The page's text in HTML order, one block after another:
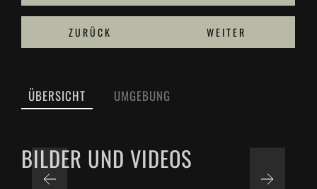
ZURÜCK WEITER
ÜBERSICHT UMGEBUNG
BILDER UND VIDEOS
TITELBILD